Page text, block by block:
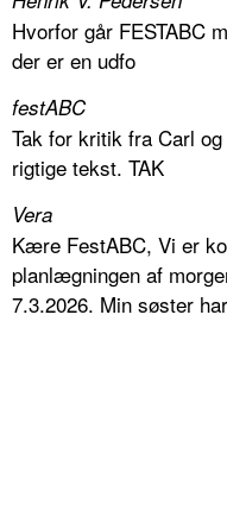
Hvorfor går FESTABC
der er en udfo
festABC
Tak for kritik fra Carl
rigtige tekst. TAK
Vera
Kære FestABC, Vi er
planlægningen af
7.3.2026. Min søster